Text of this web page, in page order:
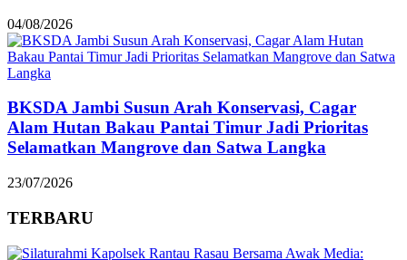
04/08/2026
BKSDA Jambi Susun Arah Konservasi, Cagar
Alam Hutan Bakau Pantai Timur Jadi Prioritas
Selamatkan Mangrove dan Satwa Langka
23/07/2026
TERBARU